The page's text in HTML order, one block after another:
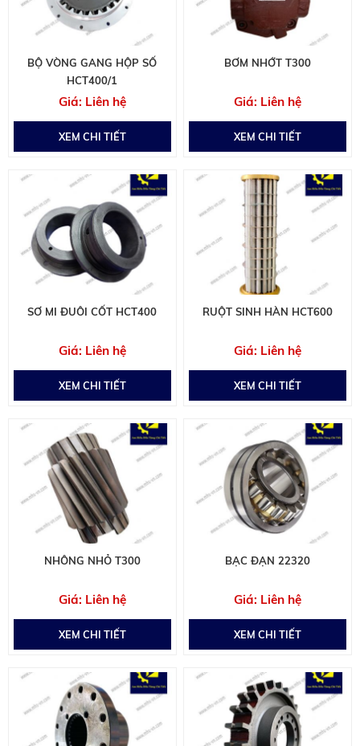
BỘ VÒNG GANG HỘP SỐ
HCT400/1
Liên hệ
XEM CHI TIẾT
BƠM NHỚT T300
Liên hệ
XEM CHI TIẾT
SƠ MI ĐUÔI CỐT HCT400
Liên hệ
XEM CHI TIẾT
RUỘT SINH HÀN HCT600
Liên hệ
XEM CHI TIẾT
NHÔNG NHỎ T300
Liên hệ
XEM CHI TIẾT
BẠC ĐẠN 22320
Liên hệ
XEM CHI TIẾT